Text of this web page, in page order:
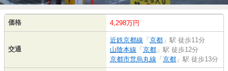
価格 4,298万円
交通
近鉄京都線 「 京都 」駅 徒歩11分
山陰本線 「 京都 」駅 徒歩12分
京都市営烏丸線 「 京都 」駅 徒歩13分